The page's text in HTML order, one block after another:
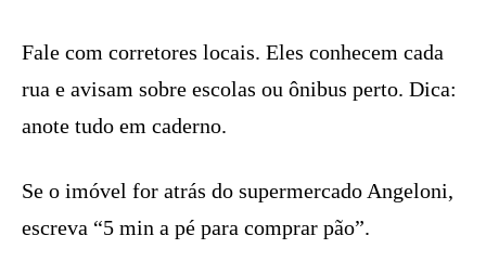
Fale com corretores locais. Eles conhecem cada
rua e avisam sobre escolas ou ônibus perto. Dica:
anote tudo em caderno.
Se o imóvel for atrás do supermercado Angeloni,
escreva “5 min a pé para comprar pão”.